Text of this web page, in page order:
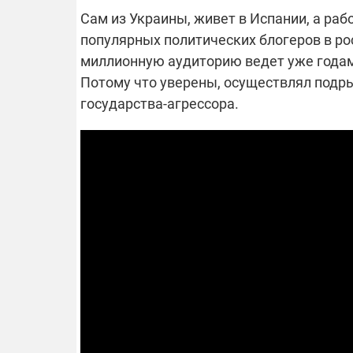
Сам из Украины, живет в Испании, а
популярных политических блогеров в
миллионную аудиторию ведет уже
Потому что уверены, осуществлял
государства-агрессора.